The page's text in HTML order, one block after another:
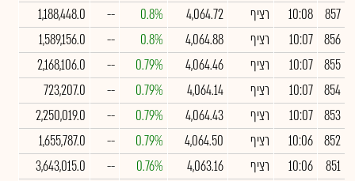
857
10:08 רציף 4,064.72
0.8%
--
1,188,448.0
856
10:07 רציף 4,064.88
0.8%
--
1,589,156.0
855
10:07 רציף 4,064.46
0.79%
--
2,168,106.0
854
10:07 רציף 4,064.14
0.79%
--
723,207.0
853
10:07 רציף 4,064.43
0.79%
--
2,250,019.0
852
10:06 רציף 4,064.50
0.79%
--
1,655,787.0
851
10:06 רציף 4,063.16
0.76%
--
3,643,015.0